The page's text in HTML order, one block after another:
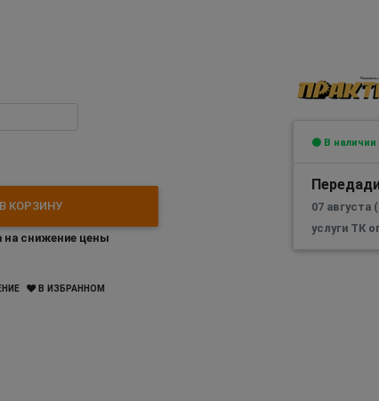
В КОРЗИНУ
на снижение цены
В ИЗБРАННОМ
В наличии
07 августа
услуги ТК